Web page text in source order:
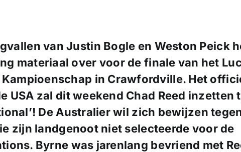
vanJustin Bogle en Weston Peick
materiaal over voor de finale van het
in Crawfordville. Het
USA zal dit weekend Chad Reed inzetten
De Australier wil zich bewijzen
zijn landgenoot niet selecteerde voor de
Byrne was jarenlang bevriend met